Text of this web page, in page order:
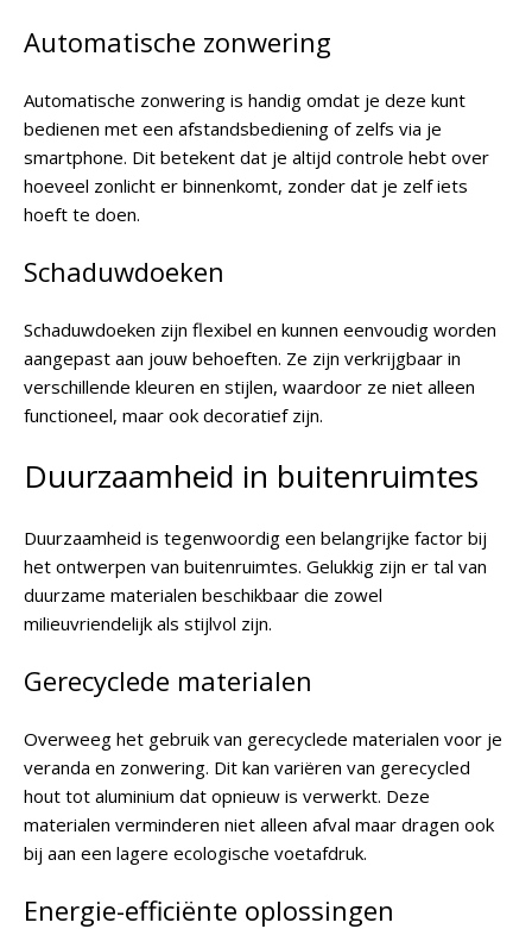
Automatische zonwering
Automatische zonwering is handig omdat je deze kunt
bedienen met een afstandsbediening of zelfs via je
smartphone. Dit betekent dat je altijd controle hebt over
hoeveel zonlicht er binnenkomt, zonder dat je zelf iets
hoeft te doen.
Schaduwdoeken
Schaduwdoeken zijn flexibel en kunnen eenvoudig worden
aangepast aan jouw behoeften. Ze zijn verkrijgbaar in
verschillende kleuren en stijlen, waardoor ze niet alleen
functioneel, maar ook decoratief zijn.
Duurzaamheid in buitenruimtes
Duurzaamheid is tegenwoordig een belangrijke factor bij
het ontwerpen van buitenruimtes. Gelukkig zijn er tal van
duurzame materialen beschikbaar die zowel
milieuvriendelijk als stijlvol zijn.
Gerecyclede materialen
Overweeg het gebruik van gerecyclede materialen voor je
veranda en zonwering. Dit kan variëren van gerecycled
hout tot aluminium dat opnieuw is verwerkt. Deze
materialen verminderen niet alleen afval maar dragen ook
bij aan een lagere ecologische voetafdruk.
Energie-efficiënte oplossingen